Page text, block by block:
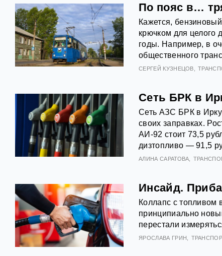
По пояс в…
Кажется,
крючком для целого
годы. Например, в
общественного
СЕРГЕЙ КУЗНЕЦОВ
Сеть БРК в
Сеть АЗС БРК в
своих заправках.
АИ‑92 стоит 73,5
дизтопливо — 91,5
АЛИНА САРАТОВА
Инсайд.
Коллапс с топливом
принципиально
перестали
ЯРОСЛАВА ГРИН